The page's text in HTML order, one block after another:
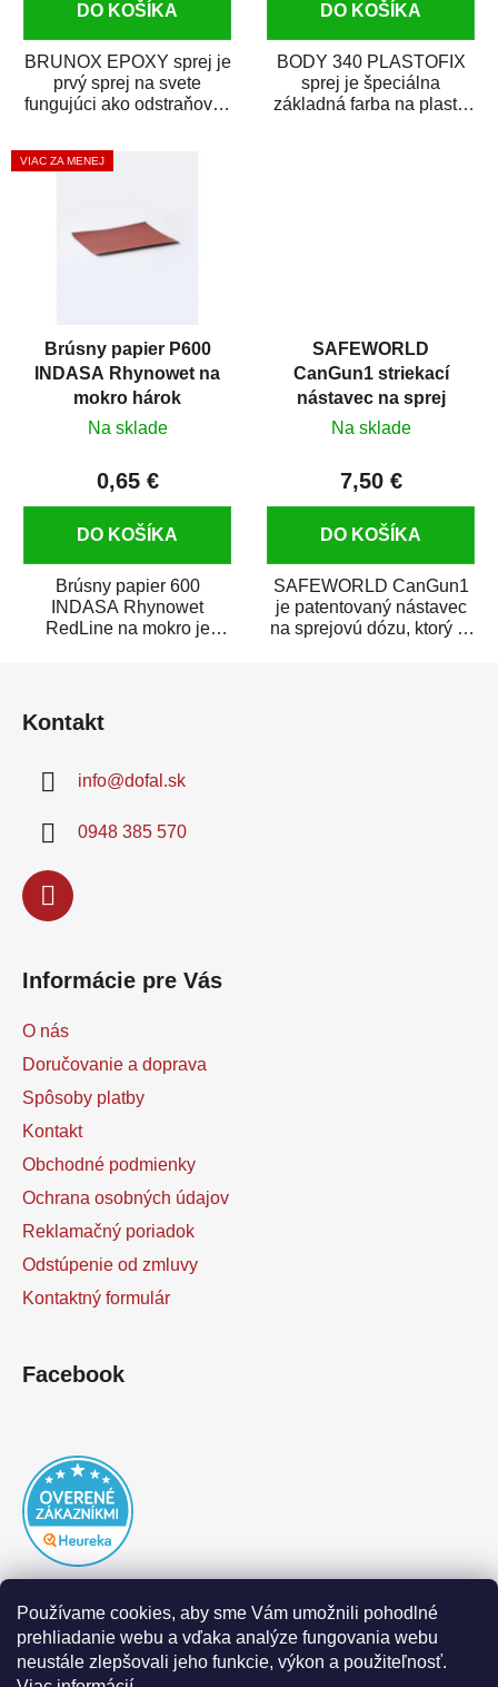
Používame cookies, aby sme Vám umožnili pohodlné
prehliadanie webu a vďaka analýze fungovania webu
neustále zlepšovali jeho funkcie, výkon a použiteľnosť.
DO KOŠÍKA
BRUNOX EPOXY sprej je
prvý sprej na svete
fungujúci ako odstraňovač
živicou. Bol...
DO KOŠÍKA
BODY 340 PLASTOFIX
sprej je špeciálna
základná farba na plasty,
VIAC ZA MENEJ
Brúsny papier P600
INDASA Rhynowet na
mokro hárok
Na sklade
0,65 €
DO KOŠÍKA
Brúsny papier 600
INDASA Rhynowet
RedLine na mokro je
SAFEWORLD
CanGun1 striekací
nástavec na sprej
Na sklade
7,50 €
DO KOŠÍKA
SAFEWORLD CanGun1
je patentovaný nástavec
na sprejovú dózu, ktorý ju
Kontakt
info@dofal.sk
0948 385 570
Informácie pre Vás
O nás
Doručovanie a doprava
Spôsoby platby
Kontakt
Obchodné podmienky
Ochrana osobných údajov
Reklamačný poriadok
Odstúpenie od zmluvy
Kontaktný formulár
Facebook